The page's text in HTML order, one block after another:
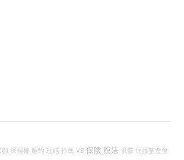
創 探視權 婚約 理賠 抄襲 VB 保險 稅法 求償 保護基金會